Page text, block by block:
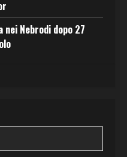
nei Nebrodi dopo 27